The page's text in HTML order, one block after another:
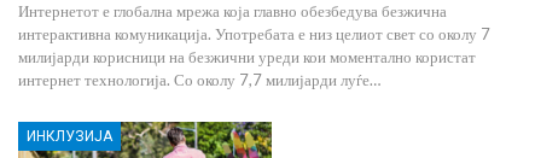
Интернетот е глобална мрежа која главно обезбедува безжична
интерактивна комуникација. Употребата е низ целиот свет со околу 7
милијарди корисници на безжични уреди кои моментално користат
интернет технологија. Со околу 7,7 милијарди луѓе…
ИНКЛУЗИЈА